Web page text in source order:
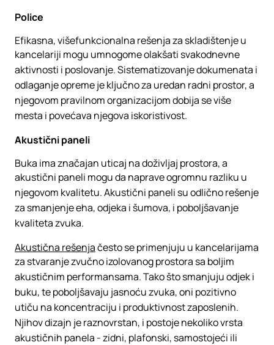
Police
Efikasna, višefunkcionalna rešenja za skladištenje u
kancelariji mogu umnogome olakšati svakodnevne
aktivnosti i poslovanje. Sistematizovanje dokumenata i
odlaganje opreme je ključno za uredan radni prostor, a
njegovom pravilnom organizacijom dobija se više
mesta i povećava njegova iskoristivost.
Akustični paneli
Buka ima značajan uticaj na doživljaj prostora, a
akustični paneli mogu da naprave ogromnu razliku u
njegovom kvalitetu. Akustični paneli su odlično rešenje
za smanjenje eha, odjeka i šumova, i poboljšavanje
kvaliteta zvuka.
Akustična rešenjačesto se primenjuju u kancelarijama
za stvaranje zvučno izolovanog prostora sa boljim
akustičnim performansama. Tako što smanjuju odjek i
buku, te poboljšavaju jasnoću zvuka, oni pozitivno
utiču na koncentraciju i produktivnost zaposlenih.
Njihov dizajn je raznovrstan, i postoje nekoliko vrsta
akustičnih panela - zidni, plafonski, samostojeći ili